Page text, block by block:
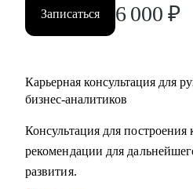
Записаться 6 000 ₽
Карьерная консультация для
бизнес-аналитиков
Консультация для построения
рекомендации для
развития.